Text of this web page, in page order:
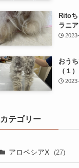
Rito
ラニ
おう
（１）
カテゴリー
アロペシアX (27)